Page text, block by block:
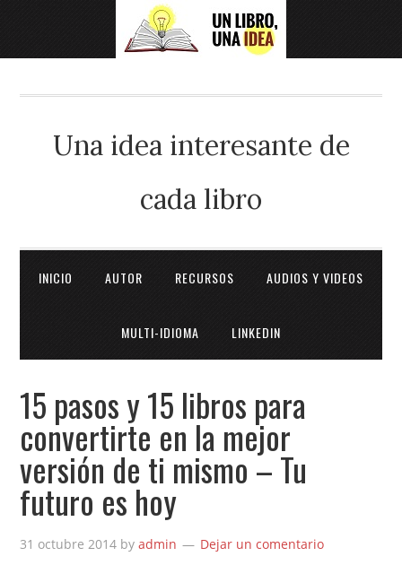
Una idea interesante de
cada libro
INICIO AUTOR RECURSOS AUDIOS Y VIDEOS
MULTI-IDIOMA LINKEDIN
15 pasos y 15 libros para
convertirte en la mejor
versión de ti mismo – Tu
futuro es hoy
31 octubre 2014 byadmin Dejar un comentario